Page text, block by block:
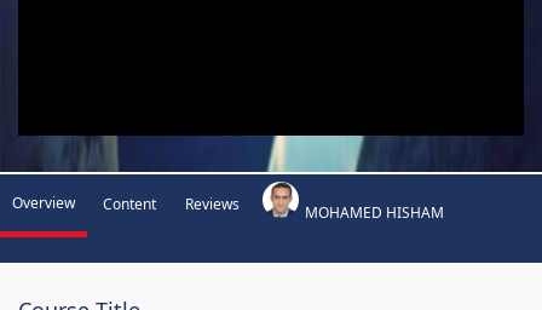
Overview Content Reviews MOHAMED HISHAM